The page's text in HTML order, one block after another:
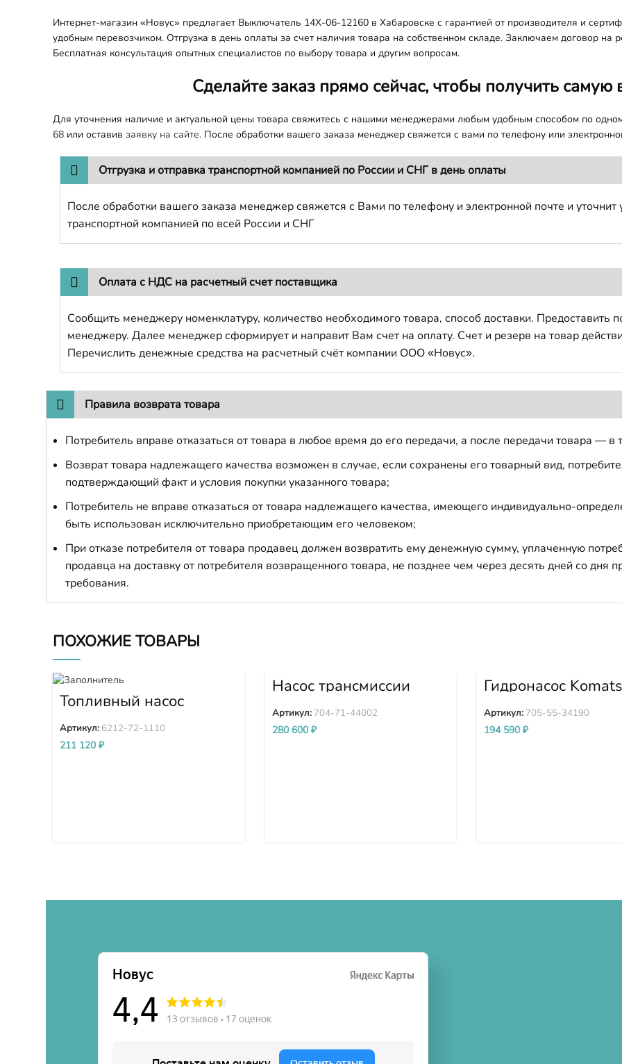
Интернет-магазин «Новус» предлагает Выключатель 14X-06-12160 в Хабаровске с гарантией от производителя и
удобным перевозчиком. Отгрузка в день оплаты за счет наличия товара на собственном складе. Заключаем договор на
Бесплатная консультация опытных специалистов по выбору товара и другим вопросам.
Сделайте заказ прямо сейчас, чтобы получить
Для уточнения наличие и актуальной цены товара свяжитесь с нашими менеджерами любым удобным способом по
68 или оставив заявку на сайте. После обработки вашего заказа менеджер свяжется с вами по телефону или
Отгрузка и отправка транспортной компанией по России и СНГ в день оплаты
После обработки вашего заказа менеджер свяжется с Вами по телефону и электронной почте и уточнит
транспортной компанией по всей России и СНГ
Оплата с НДС на расчетный счет поставщика
Сообщить менеджеру номенклатуру, количество необходимого товара, способ доставки.
менеджеру. Далее менеджер сформирует и направит Вам счет на оплату. Счет и резерв на товар
Перечислить денежные средства на расчетный счёт компании ООО «Новус».
Правила возврата товара
Потребитель вправе отказаться от товара в любое время до его передачи, а после передачи товара — в
Возврат товара надлежащего качества возможен в случае, если сохранены его товарный вид,
подтверждающий факт и условия покупки указанного товара;
Потребитель не вправе отказаться от товара надлежащего качества, имеющего индивидуально-
быть использован исключительно приобретающим его человеком;
При отказе потребителя от товара продавец должен возвратить ему денежную сумму, уплаченную
продавца на доставку от потребителя возвращенного товара, не позднее чем через десять дней со дня
требования.
ПОХОЖИЕ ТОВАРЫ
Топливный насос
высокого давления
(ТНВД) Komatsu
SDA6D140E-2 D275A-
5D 6212-72-1110
Артикул: 6212-72-1110
211 120₽
Насос трансмиссии
D375A-1 D375A-2
D375A-3 704-71-44002
Артикул: 704-71-44002
280 600₽
Гидронасос
WA380-3 705-55-
Артикул: 705-55-34190
194 590₽